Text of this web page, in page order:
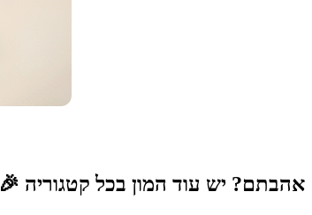
אהבתם? יש עוד המון בכל קטגוריה 🎉